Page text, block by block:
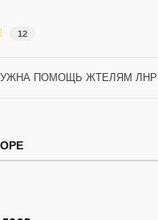
12
ПОМОЩЬ ЖТЕЛЯМ ЛНР